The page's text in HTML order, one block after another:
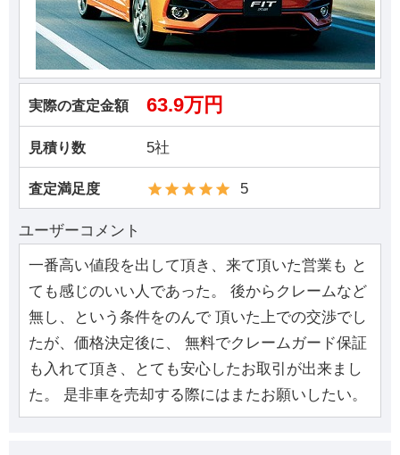
実際の査定金額 63.9万円
見積り数 5社
査定満足度 5
ユーザーコメント
一番高い値段を出して頂き、来て頂いた営業も と
ても感じのいい人であった。 後からクレームなど
無し、という条件をのんで 頂いた上での交渉でし
たが、価格決定後に、 無料でクレームガード保証
も入れて頂き、とても安心したお取引が出来まし
た。 是非車を売却する際にはまたお願いしたい。